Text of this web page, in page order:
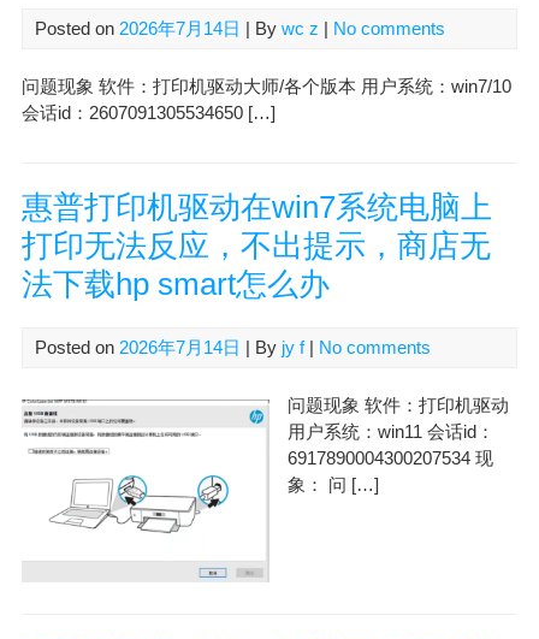
Posted on 2026年7月14日 | By wc z | No comments
问题现象 软件：打印机驱动大师/各个版本 用户系统：win7/10
会话id：2607091305534650 […]
惠普打印机驱动在win7系统电脑上
打印无法反应，不出提示，商店无
法下载hp smart怎么办
Posted on 2026年7月14日 | By jy f| No comments
问题现象 软件：打印机驱动
用户系统：win11 会话id：
6917890004300207534 现
象： 问 […]